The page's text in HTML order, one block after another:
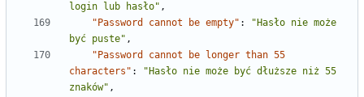
login lub hasło" ,
"Password cannot be empty" :
"Hasło nie może
być puste" ,
"Password cannot be longer than 55
characters" :
"Hasło nie może być dłuższe niż 55
znaków" ,